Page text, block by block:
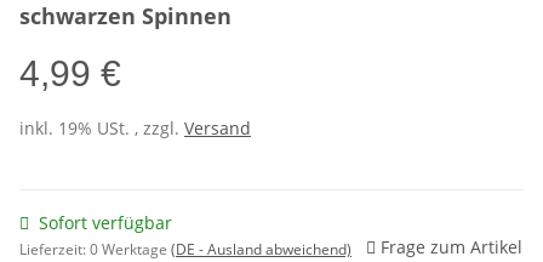
schwarzen Spinnen
4,99 €
inkl. 19% USt. , zzgl. Versand
Sofort verfügbar
Lieferzeit:0 Werktage (DE - Ausland abweichend) Frage zum Artikel